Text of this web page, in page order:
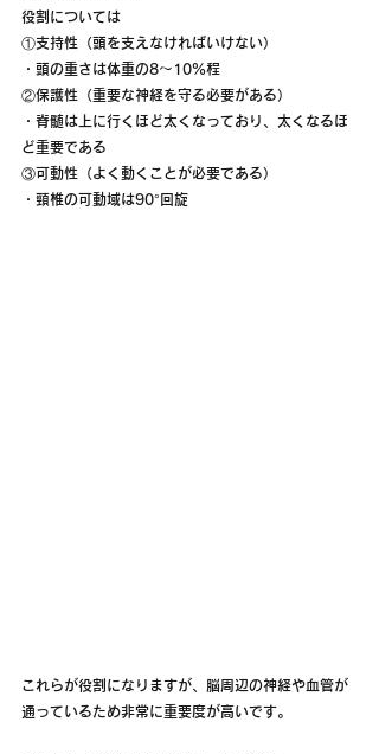
役割については
①支持性（頭を支えなければいけない）
・頭の重さは体重の8～10％程
②保護性（重要な神経を守る必要がある）
・脊髄は上に行くほど太くなっており、太くなるほ
ど重要である
③可動性（よく動くことが必要である）
・頸椎の可動域は90°回旋
これらが役割になりますが、脳周辺の神経や血管が
通っているため非常に重要度が高いです。